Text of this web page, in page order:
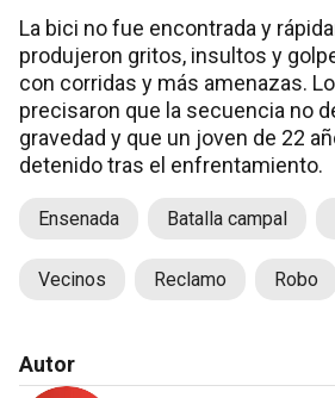
La bici no fue encontrada y
produjeron gritos, insultos y
con corridas y más amenazas.
precisaron que la secuencia no
gravedad y que un joven de 22
detenido tras el enfrentamiento.
Ensenada Batalla campal
Vecinos Reclamo Robo
Autor